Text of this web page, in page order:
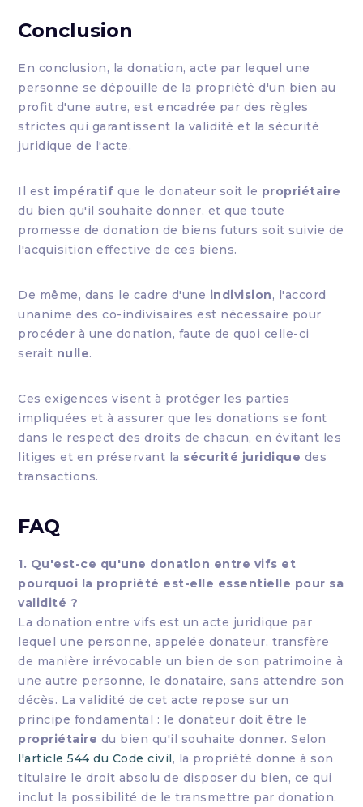
Conclusion
En conclusion, la donation, acte par lequel une
personne se dépouille de la propriété d'un bien au
profit d'une autre, est encadrée par des règles
strictes qui garantissent la validité et la sécurité
juridique de l'acte.
Il est impératif que le donateur soit le propriétaire
du bien qu'il souhaite donner, et que toute
promesse de donation de biens futurs soit suivie de
l'acquisition effective de ces biens.
De même, dans le cadre d'une indivision, l'accord
unanime des co-indivisaires est nécessaire pour
procéder à une donation, faute de quoi celle-ci
serait nulle.
Ces exigences visent à protéger les parties
impliquées et à assurer que les donations se font
dans le respect des droits de chacun, en évitant les
litiges et en préservant la sécurité juridique des
transactions.
FAQ
1. Qu'est-ce qu'une donation entre vifs et
pourquoi la propriété est-elle essentielle pour sa
validité ?
La donation entre vifs est un acte juridique par
lequel une personne, appelée donateur, transfère
de manière irrévocable un bien de son patrimoine à
une autre personne, le donataire, sans attendre son
décès. La validité de cet acte repose sur un
principe fondamental : le donateur doit être le
propriétaire du bien qu'il souhaite donner. Selon
l'article 544 du Code civil, la propriété donne à son
titulaire le droit absolu de disposer du bien, ce qui
inclut la possibilité de le transmettre par donation.